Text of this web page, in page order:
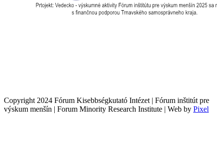
Copyright 2024 Fórum Kisebbségkutató Intézet | Fórum inštitút pre
výskum menšín | Forum Minority Research Institute | Web by Pixel